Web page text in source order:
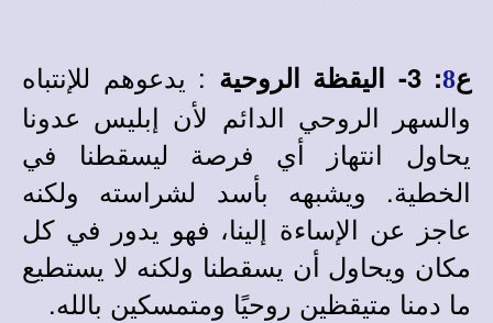
ع8
: 3- اليقظة الروحية
: يدعوهم للإنتباه
والسهر الروحي الدائم لأن إبليس عدونا
يحاول انتهاز أي فرصة ليسقطنا في
الخطية. ويشبهه بأسد لشراسته ولكنه
عاجز عن الإساءة إلينا، فهو يدور في كل
مكان ويحاول أن يسقطنا ولكنه لا يستطيع
ما دمنا متيقظين روحيًا ومتمسكين بالله.